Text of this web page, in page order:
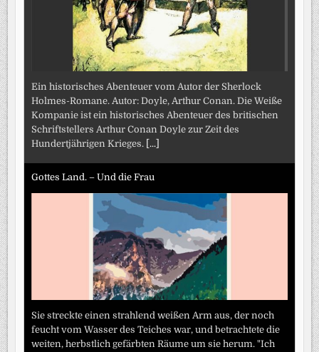
Ein historisches Abenteuer vom Autor der Sherlock
Holmes-Romane. Autor: Doyle, Arthur Conan. Die Weiße
Kompanie ist ein historisches Abenteuer des britischen
Schriftstellers Arthur Conan Doyle zur Zeit des
Hundertjährigen Krieges. [...]
Gottes Land. – Und die Frau
Sie streckte einen strahlend weißen Arm aus, der noch
feucht vom Wasser des Teiches war, und betrachtete die
weiten, herbstlich gefärbten Räume um sie herum. "Ich